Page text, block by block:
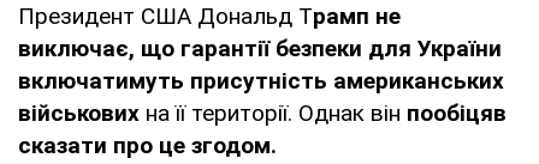
Президент США Дональд Трамп не
виключає, що гарантії безпеки для України
включатимуть присутність американських
військових на її території. Однак він пообіцяв
сказати про це згодом.